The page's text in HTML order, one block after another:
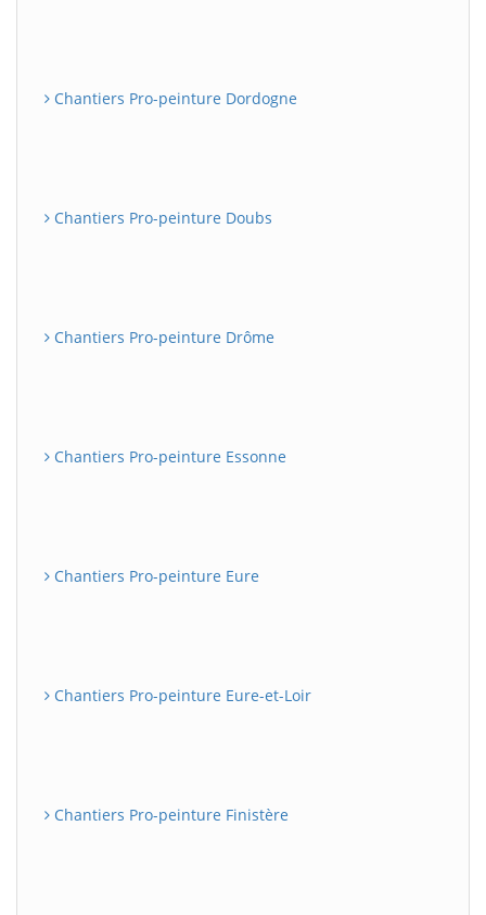
Chantiers Pro-peinture Dordogne
Chantiers Pro-peinture Doubs
Chantiers Pro-peinture Drôme
Chantiers Pro-peinture Essonne
Chantiers Pro-peinture Eure
Chantiers Pro-peinture Eure-et-Loir
Chantiers Pro-peinture Finistère